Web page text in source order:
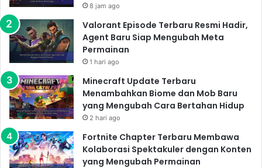
8 jam ago
Valorant Episode Terbaru Resmi Hadir,
Agent Baru Siap Mengubah Meta
Permainan
1 hari ago
Minecraft Update Terbaru
Menambahkan Biome dan Mob Baru
yang Mengubah Cara Bertahan Hidup
2 hari ago
Fortnite Chapter Terbaru Membawa
Kolaborasi Spektakuler dengan Konten
yang Mengubah Permainan